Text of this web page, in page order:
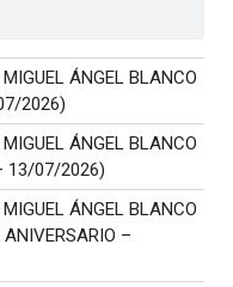
ÁNGEL BLANCO
2026)
ÁNGEL BLANCO
13/07/2026)
ÁNGEL BLANCO
ANIVERSARIO –